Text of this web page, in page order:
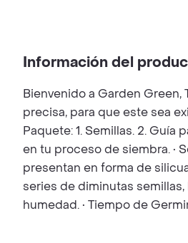
Información del
Bienvenido a Garden Green,
precisa, para que este sea
Paquete: 1. Semillas. 2.
en tu proceso de siembra. •
presentan en forma de
series de diminutas semillas,
humedad. • Tiempo de